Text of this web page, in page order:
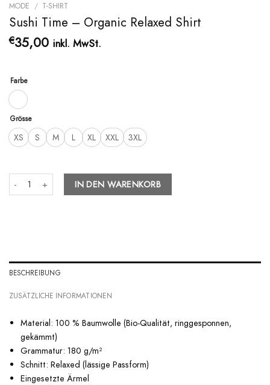
MODE / T-SHIRT
Sushi Time – Organic Relaxed Shirt
€35,00 inkl. MwSt.
Farbe
Grösse
XS S M L XL XXL 3XL
Sushi Time - Organic Relaxed Shirt Menge
IN DEN WARENKORB
BESCHREIBUNG
ZUSÄTZLICHE INFORMATIONEN
Material: 100 % Baumwolle (Bio-Qualität, ringgesponnen,
gekämmt)
Grammatur: 180 g/m²
Schnitt: Relaxed (lässige Passform)
Eingesetzte Ärmel